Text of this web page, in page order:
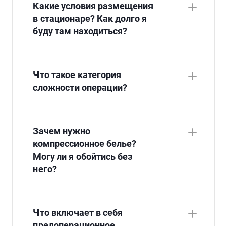
Какие условия размещения
в стационаре? Как долго я
буду там находиться?
Что такое категория
сложности операции?
Зачем нужно
компрессионное белье?
Могу ли я обойтись без
него?
Что включает в себя